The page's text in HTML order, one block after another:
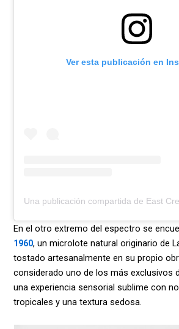
Ver esta publicación en
En el otro extremo del espectro se
1960, un microlote natural originario de
tostado artesanalmente en su propio
considerado uno de los más exclusivos
una experiencia sensorial sublime con
tropicales y una textura sedosa.